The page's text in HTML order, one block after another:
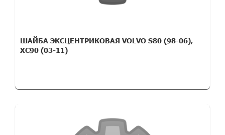
ШАЙБА ЭКСЦЕНТРИКОВАЯ VOLVO S80 (98-06),
XC90 (03-11)